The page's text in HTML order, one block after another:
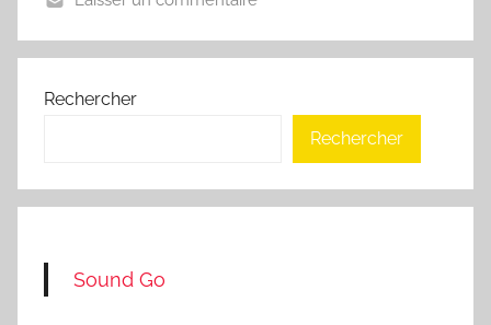
Rechercher
Rechercher
Sound Go